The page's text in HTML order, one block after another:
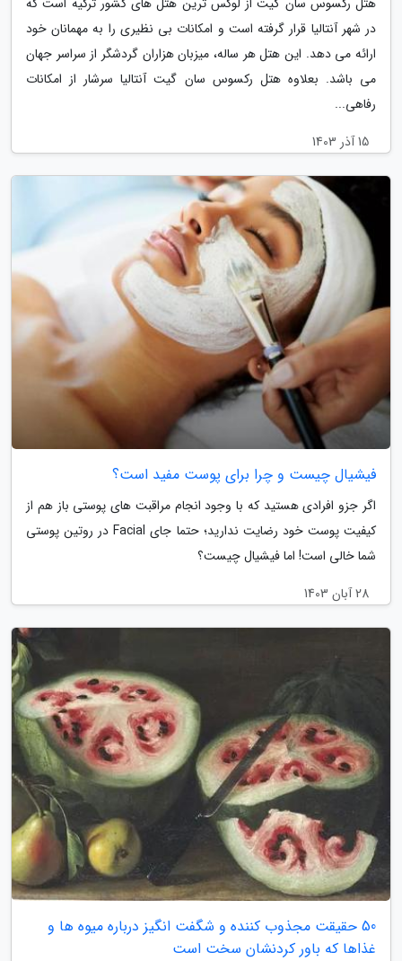
در شهر آنتالیا قرار گرفته است و امکانات بی نظیری را به مهمانان خود
ارائه می دهد. این هتل هر ساله، میزبان هزاران گردشگر از سراسر جهان
می باشد. بعلاوه هتل رکسوس سان گیت آنتالیا سرشار از امکانات
رفاهی...
15 آذر 1403
فیشیال چیست و چرا برای پوست مفید است؟
اگر جزو افرادی هستید که با وجود انجام مراقبت های پوستی باز هم از
کیفیت پوست خود رضایت ندارید؛ حتما جای Facial در روتین پوستی
شما خالی است! اما فیشیال چیست؟
28 آبان 1403
50 حقیقت مجذوب کننده و شگفت انگیز درباره میوه ها و
غذاها که باور کردنشان سخت است